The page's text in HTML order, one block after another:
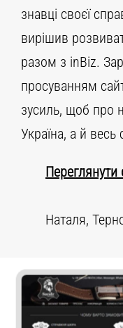
знавці своєї
вирішив
разом з inBiz.
просуванням
зусиль, щоб про
Україна, а й весь
Наталя,